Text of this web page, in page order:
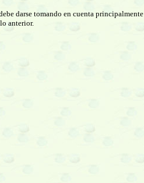
darse tomando en cuenta
anterior.